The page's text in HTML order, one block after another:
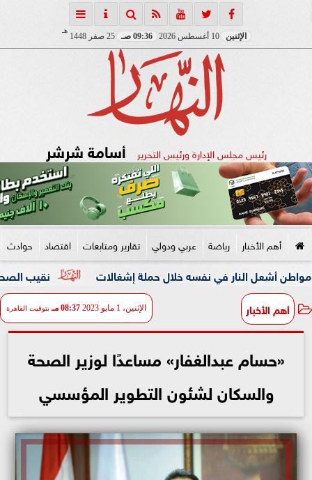
الإثنين 10 أغسطس 2026 09:36 صـ 25 صفر 1448
هـ
رئيس مجلس الإدارة ورئيس التحرير أسامة شرشر
أهم الأخبار رياضة عربي ودولي تقارير ومتابعات اقتصاد حوادث
نقيب الصحفيين والنائبة في نفسه خلال حملة إشغالات
أهم الأخبار الإثنين، 1 مايو 2023 08:37 مـ بتوقيت القاهرة
«حسام عبدالغفار» مساعدًا لوزير الصحة
والسكان لشئون التطوير المؤسسي